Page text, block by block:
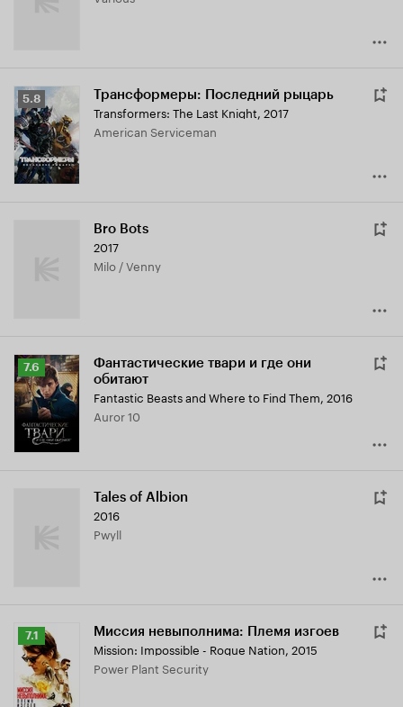
Рейтинг
Кинопоиска
5.8
5.8 Трансформеры: Последний рыцарь
Transformers: The Last Knight, 2017
American Serviceman
Bro Bots
2017
Milo / Venny
Рейтинг
Кинопоиска
7.6
7.6
Фантастические твари и где они
обитают
Fantastic Beasts and Where to Find Them, 2016
Auror 10
Tales of Albion
2016
Pwyll
Рейтинг
Кинопоиска
7.1
7.1 Миссия невыполнима: Племя изгоев
Mission: Impossible - Rogue Nation, 2015
Power Plant Security